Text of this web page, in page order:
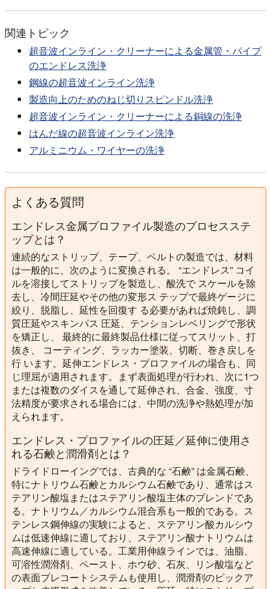
関連トピック
超音波インライン・クリーナーによる金属管・パイプ
のエンドレス洗浄
鋼線の超音波インライン洗浄
製造向上のためのねじ切りスピンドル洗浄
超音波インライン・クリーナーによる銅線の洗浄
はんだ線の超音波インライン洗浄
アルミニウム・ワイヤーの洗浄
よくある質問
エンドレス金属プロファイル製造のプロセスステ
ップとは？
連続的なストリップ、テープ、ベルトの製造では、材料
は一般的に、次のように変換される。 “エンドレス” コイ
ルを溶接してストリップを製造し、酸洗で スケールを除
去し、冷間圧延やその他の変形ス テップで最終ゲージに
絞り、脱脂し、延性を回復す る必要があれば焼鈍し、調
質圧延やスキンパス 圧延、テンションレベリングで形状
を矯正し、 最終的に最終製品仕様に従ってスリット、打
抜き、 コーティング、ラッカー塗装、切断、巻き戻しを
行 います。延伸エンドレス・プロファイルの場合も、同
じ理屈が適用されます。まず表面処理が行われ、次に1つ
または複数のダイスを通して延伸され、合金、強度、寸
法精度が要求される場合には、中間の洗浄や熱処理が加
えられます。
エンドレス・プロファイルの圧延／延伸に使用さ
れる石鹸と潤滑剤とは？
ドライドローイングでは、古典的な “石鹸” は金属石鹸、
特にナトリウム石鹸とカルシウム石鹸であり、通常はス
テアリン酸塩またはステアリン酸塩主体のブレンドであ
る。ナトリウム／カルシウム混合系も一般的である。ス
テンレス鋼伸線の実験によると、ステアリン酸カルシウ
ムは低速伸線に適しており、ステアリン酸ナトリウムは
高速伸線に適している。工業用伸線ラインでは、油脂、
可溶性潤滑剤、ペースト、ホウ砂、石灰、リン酸塩など
の表面プレコートシステムも使用し、潤滑剤のピックア